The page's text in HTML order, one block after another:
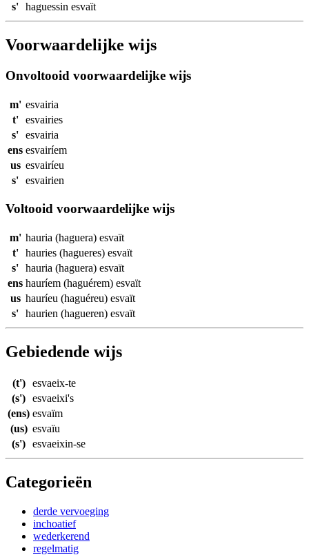
s' haguessin esvaït
Voorwaardelijke wijs
Onvoltooid voorwaardelijke wijs
m' esvairia
t'
esvairies
s' esvairia
ens esvairíem
us esvairíeu
s' esvairien
Voltooid voorwaardelijke wijs
m' hauria (haguera) esvaït
t'
hauries (hagueres) esvaït
s' hauria (haguera) esvaït
ens hauríem (haguérem) esvaït
us hauríeu (haguéreu) esvaït
s' haurien (hagueren) esvaït
Gebiedende wijs
(t')
esvaeix-te
(s') esvaeixi's
(ens) esvaïm
(us) esvaïu
(s') esvaeixin-se
Categorieën
derde vervoeging
inchoatief
wederkerend
regelmatig